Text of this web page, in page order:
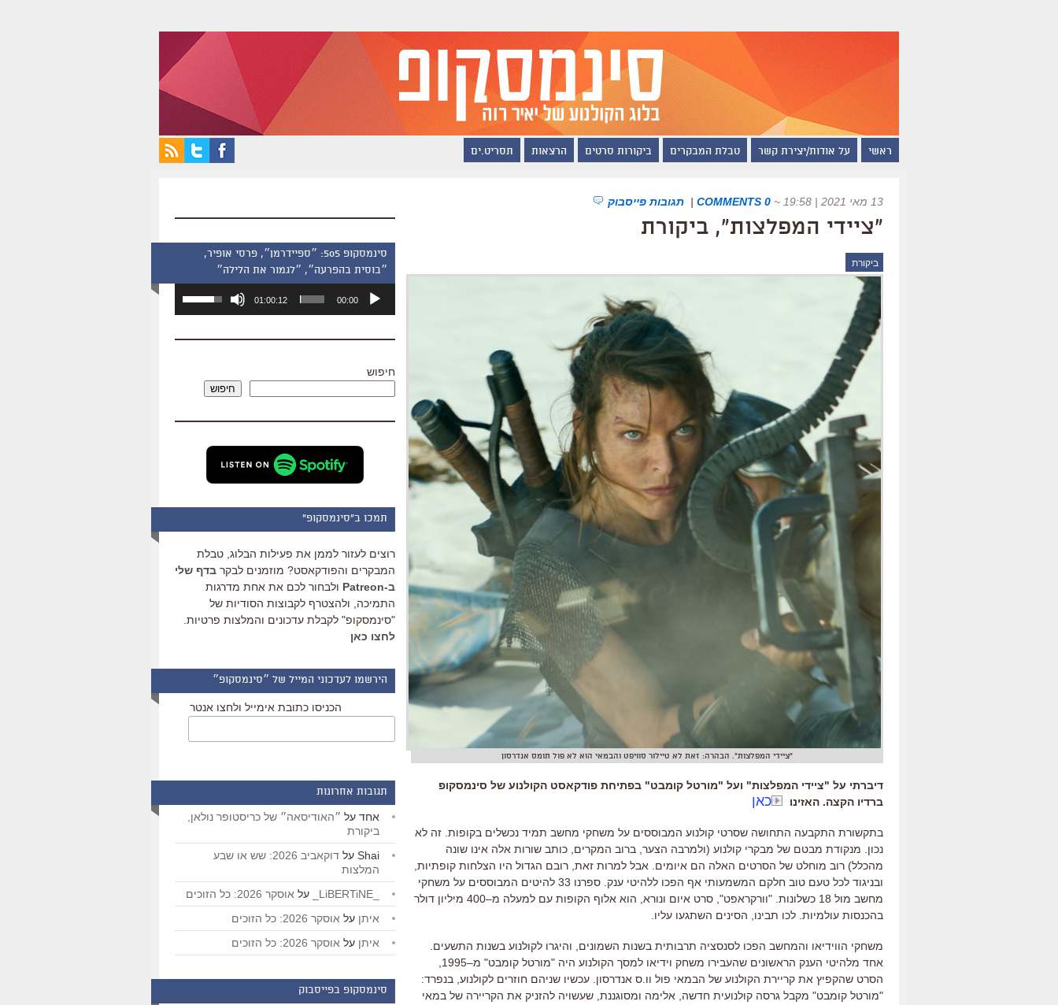
ראשי על אודות/יצירת קשר טבלת המבקרים ביקורות סרטים הרצאות תסריט.ים
13 מאי 2021 | 19:58 ~
0 COMMENTS
| תגובות פייסבוק
"ציידי המפלצות", ביקורת
ביקורת
"ציידי המפלצות". הבהרה: זאת לא טיילור סוויפט והבמאי הוא לא פול תומס אנדרסון
דיברתי על "ציידי המפלצות" ועל "מורטל קומבט" בפתיחת פודקאסט הקולנוע של סינמסקופ
ברדיו הקצה. האזינו
כאן
בתקשורת התקבעה התחושה שסרטי קולנוע המבוססים על משחקי מחשב תמיד נכשלים בקופות. זה לא
נכון. מנקודת מבטם של מבקרי קולנוע (ולמרבה הצער, ברוב המקרים, כותב שורות אלה אינו שונה
מהכלל) רוב מוחלט של הסרטים האלה הם איומים. אבל למרות זאת, רובם הגדול היו הצלחות קופתיות,
ובניגוד לכל טעם טוב חלקם המשמעותי אף הפכו ללהיטי ענק. ספרנו 33 להיטים המבוססים על משחקי
מחשב מול 18 כשלונות. "וורקראפט", סרט איום ונורא, הוא אלוף הקופות עם למעלה מ–
400 מיליון דולר
בהכנסות עולמיות. לכו תבינו, הסינים השתגעו עליו.
משחקי הווידיאו והמחשב הפכו לסנסציה תרבותית בשנות השמונים, והיגרו לקולנוע בשנות התשעים.
אחד מלהיטי הענק הראשונים שהעבירו משחק וידיאו למסך הקולנוע היה "מורטל קומבט" מ–
1995
,
הסרט שהקפיץ את קריירת הקולנוע של הבמאי פול וו.ס אנדרסון. עכשיו שניהם חוזרים לקולנוע, בנפרד:
"מורטל קומבט" מקבל גרסה קולנועית חדשה, אלימה ומסוגננת, שעשויה להזניק את הקריירה של במאי
סינמסקופ 505: ״ספיידרמן״, פרסי אופיר,
״בוסית בהפרעה״, ״לגמור את הלילה״
אודיו
00:00
01:00:12
השתמש
כדי
שמע.
חיפוש
חיפוש
תמכו ב"סינמסקופ"
רוצים לעזור לממן את פעילות הבלוג, טבלת
המבקרים והפודקאסט? מוזמנים לבקר בדף שלי
ב-Patreon
ולבחור לכם את אחת מדרגות
התמיכה, ולהצטרף לקבוצות הסודיות של
"סינמסקופ" לקבלת עדכונים והמלצות פרטיות.
לחצו כאן
הירשמו לעדכוני המייל של ״סינמסקופ״
הכניסו כתובת אימייל ולחצו אנטר
תגובות אחרונות
אחד על ״האודיסאה״ של כריסטופר נולאן,
ביקורת
Shai על
דוקאביב 2026: שש או שבע
המלצות
על אוסקר 2026: כל הזוכים
איתן על אוסקר 2026: כל הזוכים
איתן על אוסקר 2026: כל הזוכים
סינמסקופ בפייסבוק